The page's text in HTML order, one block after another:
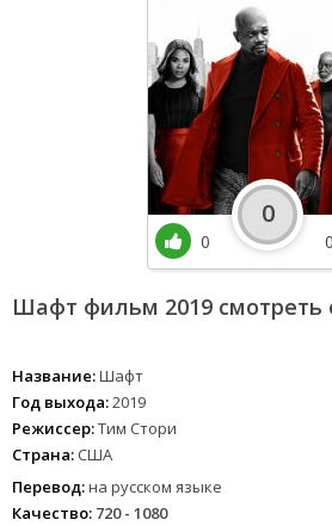
Шафт фильм 2019 смотреть
Название:Шафт
Год выхода:2019
Режиссер:Тим Стори
Страна: США
Перевод:на русском языке
Качество: 720 - 1080
0
0
0